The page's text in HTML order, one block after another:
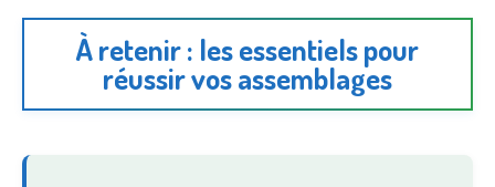
À retenir : les essentiels pour
réussir vos assemblages